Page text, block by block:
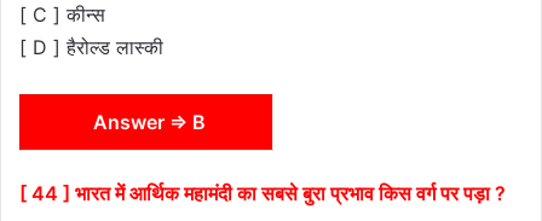
[ C ] कीन्स
[ D ] हैरोल्ड लास्की
Answer ⇒ B
[ 44 ] भारत में आर्थिक महामंदी का सबसे बुरा प्रभाव किस वर्ग पर पड़ा ?